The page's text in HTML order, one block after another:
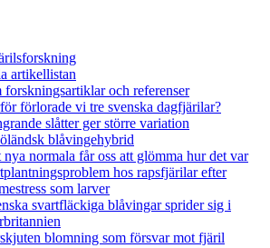
artikellistan
forskningsartiklar och referenser
förlorade vi tre svenska dagfjärilar?
slåtter ger större variation
blåvingehybrid
nya normala får oss att glömma hur det var
hos rapsfjärilar efter
som larver
svartfläckiga blåvingar sprider sig i
blomning som försvar mot fjäril